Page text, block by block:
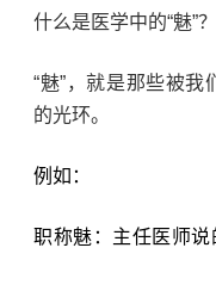
什么是医学中的“魅”？
“魅”，就是那些被我
的光环。
例如：
职称魅：主任医师说